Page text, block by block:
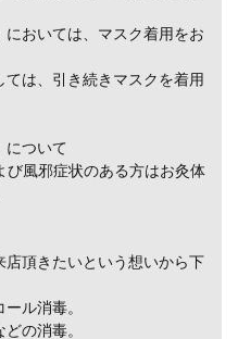
においては、マスク着用をお
ては、引き続きマスクを着用
について
び風邪症状のある方はお灸体
頂きたいという想いから下
ル消毒。
の消毒。